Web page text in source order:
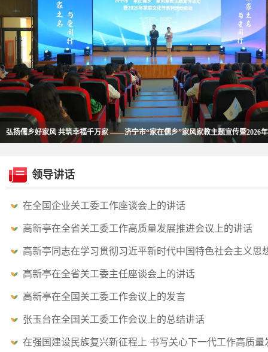
弘扬儒乡好家风 共筑幸福千万家 ——济宁市“家在儒乡”家风家教主题宣传暨2026
领导讲话
在全国企业关工委工作座谈会上的讲话
高新亭在全省关工委工作高质量发展推进会议上的讲话
高新亭同志在学习贯彻习近平新时代中国特色社会主义思
高新亭在全省关工委主任座谈会上的讲话
高新亭在全国关工委工作会议上的发言
张玉台在全国关工委工作会议上的总结讲话
在强国建设民族复兴新征程上 书写关心下一代工作高质